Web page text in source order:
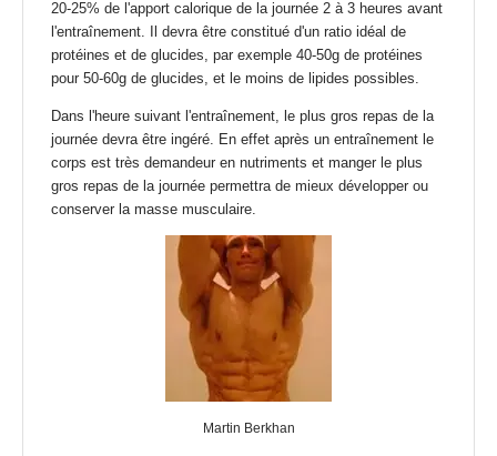
20-25% de l'apport calorique de la journée 2 à 3 heures avant
l'entraînement. Il devra être constitué d'un ratio idéal de
protéines et de glucides, par exemple 40-50g de protéines
pour 50-60g de glucides, et le moins de lipides possibles.
Dans l'heure suivant l'entraînement, le plus gros repas de la
journée devra être ingéré. En effet après un entraînement le
corps est très demandeur en nutriments et manger le plus
gros repas de la journée permettra de mieux développer ou
conserver la masse musculaire.
Martin Berkhan